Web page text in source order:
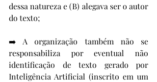
dessa natureza e (B) alegava ser o autor
do texto;
➡️ A organização também não se
responsabiliza por eventual não
identificação de texto gerado por
Inteligência Artificial (inscrito em um